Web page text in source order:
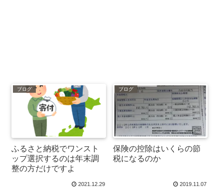
ブログ
ふるさと納税でワンスト
ップ選択するのは年末調
整の方だけですよ
2021.12.29
ブログ
保険の控除はいくらの節
税になるのか
2019.11.07